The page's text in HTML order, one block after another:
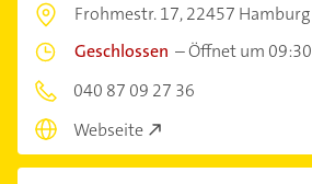
Frohmestr. 17,22457 Hamburg
Geschlossen –Öffnet um 09:30
040 87 09 27 36
Webseite